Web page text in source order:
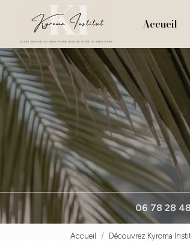
contenu
principal
Accueil
06 78 28
Accueil Découvrez Kyroma